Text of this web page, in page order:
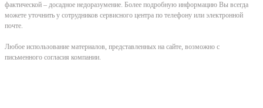
фактической – досадное недоразумение. Более подробную информацию Вы всегда
можете уточнить у сотрудников сервисного центра по телефону или электронной
почте.
Любое использование материалов, представленных на сайте, возможно с
письменного согласия компании.